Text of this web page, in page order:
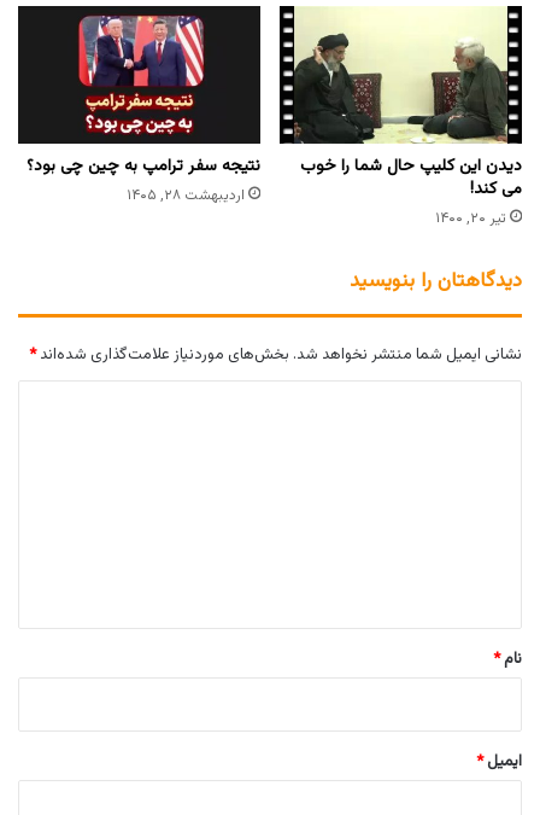
دیدن این کلیپ حال شما را خوب
می کند!
تیر ۲۰, ۱۴۰۰
نتیجه سفر ترامپ به چین چی بود؟
اردیبهشت ۲۸, ۱۴۰۵
دیدگاهتان را بنویسید
نشانی ایمیل شما منتشر نخواهد شد. بخش‌های موردنیاز علامت‌گذاری شده‌اند*
نام*
ایمیل*